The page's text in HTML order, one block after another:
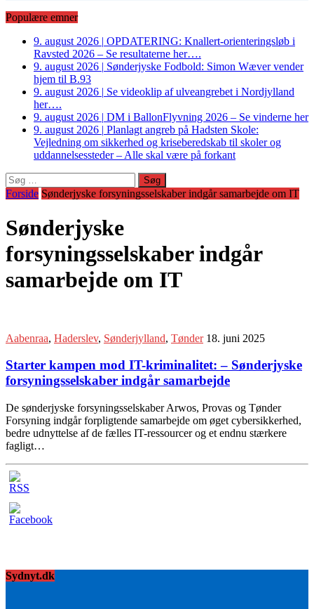
Populære emner
9. august 2026 | OPDATERING: Knallert-orienteringsløb i
Ravsted 2026 – Se resultaterne her….
9. august 2026 | Sønderjyske Fodbold: Simon Wæver vender
hjem til B.93
9. august 2026 | Se videoklip af ulveangrebet i Nordjylland
her….
9. august 2026 | DM i BallonFlyvning 2026 – Se vinderne her
9. august 2026 | Planlagt angreb på Hadsten Skole:
Vejledning om sikkerhed og kriseberedskab til skoler og
uddannelsessteder – Alle skal være på forkant
Søg
efter:
Forside Sønderjyske forsyningsselskaber indgår samarbejde om IT
Sønderjyske
forsyningsselskaber indgår
samarbejde om IT
Aabenraa, Haderslev, Sønderjylland, Tønder 18. juni 2025
Starter kampen mod IT-kriminalitet: – Sønderjyske
forsyningsselskaber indgår samarbejde
De sønderjyske forsyningsselskaber Arwos, Provas og Tønder
Forsyning indgår forpligtende samarbejde om øget cybersikkerhed,
bedre udnyttelse af de fælles IT-ressourcer og et endnu stærkere
fagligt…
Sydnyt.dk